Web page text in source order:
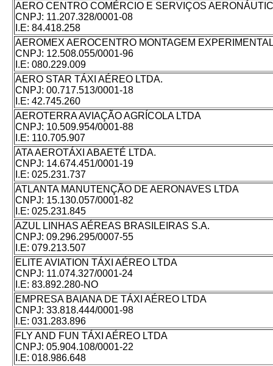
AERO CENTRO COMÉRCIO E SERVIÇOS
CNPJ: 11.207.328/0001-08
I.E: 84.418.258
AEROMEX AEROCENTRO MONTAGEM
CNPJ: 12.508.055/0001-96
I.E: 080.229.009
AERO STAR TÁXI AÉREO LTDA.
CNPJ: 00.717.513/0001-18
I.E: 42.745.260
AEROTERRA AVIAÇÃO AGRÍCOLA LTDA
CNPJ: 10.509.954/0001-88
I.E: 110.705.907
ATA AEROTÁXI ABAETÉ LTDA.
CNPJ: 14.674.451/0001-19
I.E: 025.231.737
ATLANTA MANUTENÇÃO DE AERONAVES LTDA
CNPJ: 15.130.057/0001-82
I.E: 025.231.845
AZUL LINHAS AÉREAS BRASILEIRAS S.A.
CNPJ: 09.296.295/0007-55
I.E: 079.213.507
ELITE AVIATION TÁXI AÉREO LTDA
CNPJ: 11.074.327/0001-24
I.E: 83.892.280-NO
EMPRESA BAIANA DE TÁXI AÉREO LTDA
CNPJ: 33.818.444/0001-98
I.E: 031.283.896
FLY AND FUN TÁXI AÉREO LTDA
CNPJ: 05.904.108/0001-22
I.E: 018.986.648